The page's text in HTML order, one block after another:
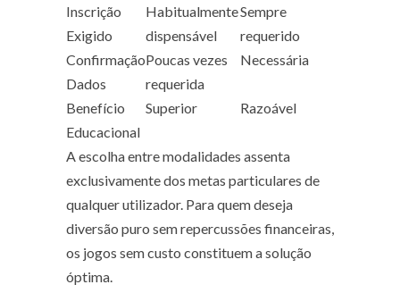
Inscrição
Exigido
Habitualmente
dispensável
Sempre
requerido
Confirmação
Dados
Poucas vezes
requerida
Necessária
Benefício
Educacional
Superior Razoável
A escolha entre modalidades assenta
exclusivamente dos metas particulares de
qualquer utilizador. Para quem deseja
diversão puro sem repercussões financeiras,
os jogos sem custo constituem a solução
óptima.